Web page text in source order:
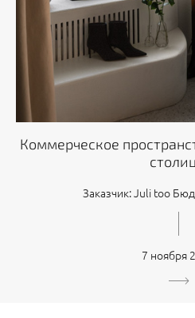
Коммерческое
Заказчик: Juli too
7 ноября